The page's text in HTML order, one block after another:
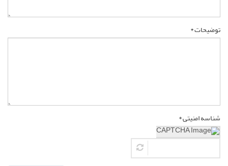
توضیحات *
شناسه امنیتی *